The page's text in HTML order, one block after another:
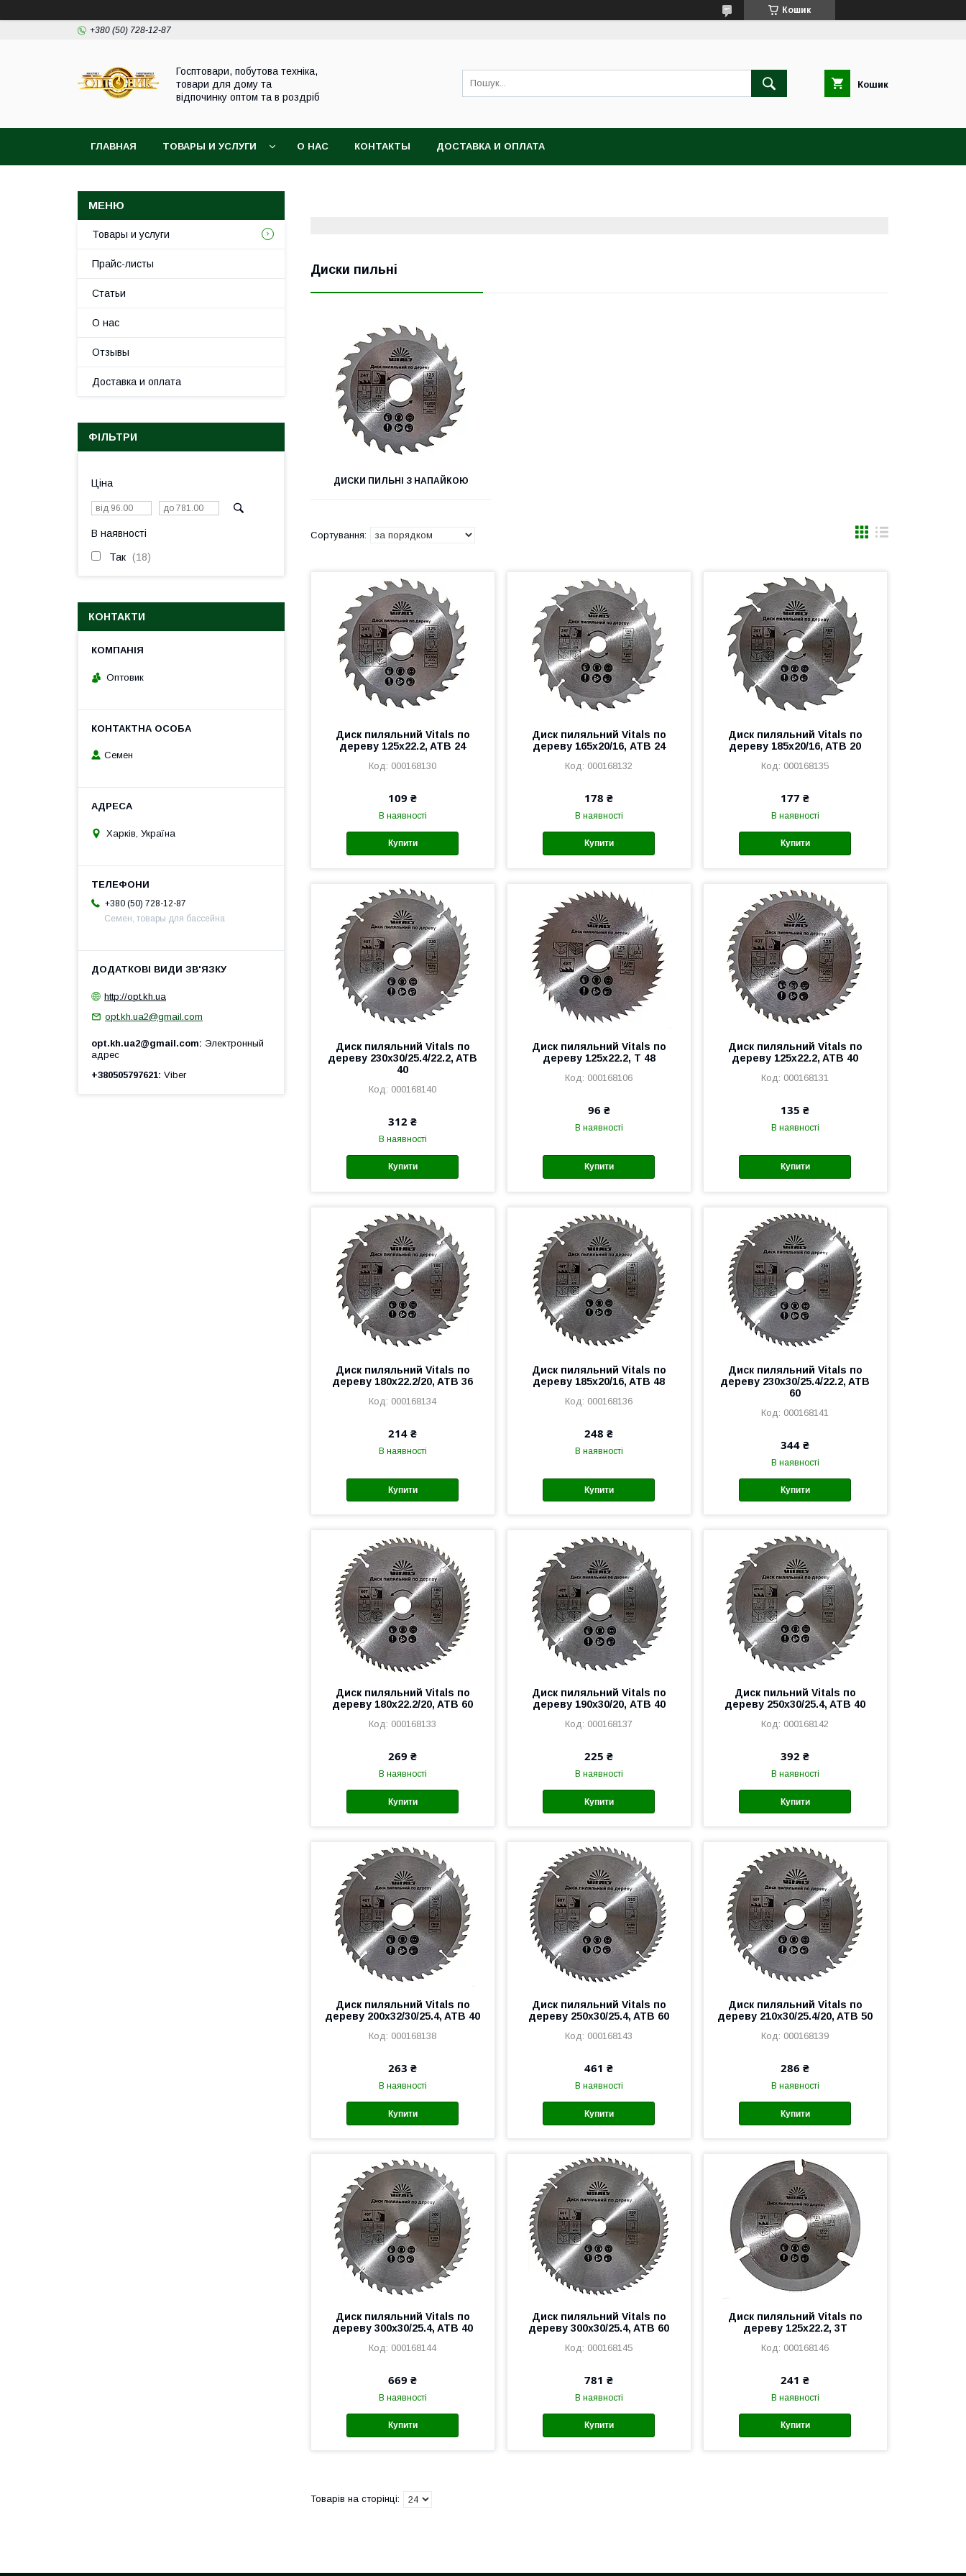
Кошик
+380 (50) 728-12-87
Госптовари, побутова техніка,
товари для дому та
відпочинку оптом та в роздріб
Кошик
ГЛАВНАЯ ТОВАРЫ И УСЛУГИ О НАС КОНТАКТЫ ДОСТАВКА И ОПЛАТА
Диски пильні
ДИСКИ ПИЛЬНІ З НАПАЙКОЮ
Диск пиляльний Vitals по
дереву 125x22.2, ATB 24
000168130
109 ₴
В наявності
Купити
Диск пиляльний Vitals по
дереву 165х20/16, ATB 24
000168132
178 ₴
В наявності
Купити
Диск пиляльний Vitals по
дереву 185x20/16, ATB 20
000168135
177 ₴
В наявності
Купити
Диск пиляльний Vitals по
дереву 230x30/25.4/22.2, ATB
40
000168140
312 ₴
В наявності
Купити
Диск пиляльний Vitals по
дереву 125x22.2, T 48
000168106
96 ₴
В наявності
Купити
Диск пиляльний Vitals по
дереву 125x22.2, ATB 40
000168131
135 ₴
В наявності
Купити
Диск пиляльний Vitals по
дереву 180x22.2/20, ATB 36
000168134
214 ₴
В наявності
Купити
Диск пиляльний Vitals по
дереву 185x20/16, ATB 48
000168136
248 ₴
В наявності
Купити
Диск пиляльний Vitals по
дереву 230x30/25.4/22.2, ATB
60
000168141
344 ₴
В наявності
Купити
Диск пиляльний Vitals по
дереву 180x22.2/20, ATB 60
000168133
269 ₴
В наявності
Купити
Диск пиляльний Vitals по
дереву 190х30/20, ATB 40
000168137
225 ₴
В наявності
Купити
Диск пильний Vitals по
дереву 250x30/25.4, ATB 40
000168142
392 ₴
В наявності
Купити
Диск пиляльний Vitals по
дереву 200x32/30/25.4, ATB 40
000168138
263 ₴
В наявності
Купити
Диск пиляльний Vitals по
дереву 250x30/25.4, ATB 60
000168143
461 ₴
В наявності
Купити
Диск пиляльний Vitals по
дереву 210x30/25.4/20, ATB 50
000168139
286 ₴
В наявності
Купити
Диск пиляльний Vitals по
дереву 300x30/25.4, ATB 40
000168144
669 ₴
В наявності
Купити
Диск пиляльний Vitals по
дереву 300x30/25.4, ATB 60
000168145
781 ₴
В наявності
Купити
Диск пиляльний Vitals по
дереву 125x22.2, 3Т
000168146
241 ₴
В наявності
Купити
Товары и услуги
Прайс-листы
Статьи
О нас
Отзывы
Доставка и оплата
ФІЛЬТРИ
Ціна
В наявності
Так 18
КОНТАКТИ
Оптовик
Семен
Харків, Україна
+380 (50) 728-12-87
Семен, товары для бассейна
http://opt.kh.ua
opt.kh.ua2@gmail.com
opt.kh.ua2@gmail.com
Электронный
адрес
+380505797621 Viber